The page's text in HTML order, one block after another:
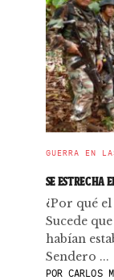
GUERRA EN
SE ESTRECHA
¿Por qué
Sucede
habían
Sendero ...
PORCARLOS